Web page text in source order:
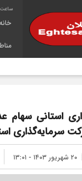
خانه
استانی سهام
۲۰ شهریور ۱۴۰۳ - ۱۳:۰۱